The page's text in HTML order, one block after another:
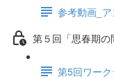
参考動画_
第５回「思春期の
第5回ワーク